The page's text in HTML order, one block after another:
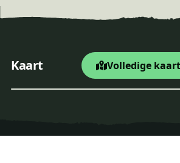
Kaart Volledige
Startpunt Wandelroute
−